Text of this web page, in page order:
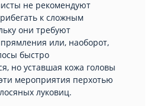
не рекомендуют
к сложным
они требуют
или, наоборот,
быстро
но уставшая кожа головы
мероприятия перхотью
луковиц.